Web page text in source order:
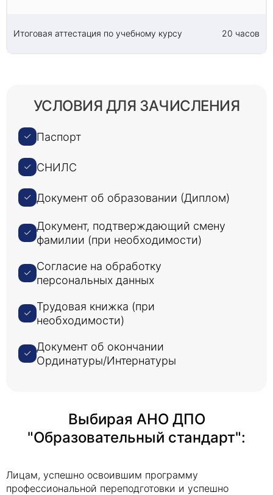
Итоговая аттестация по учебному курсу 20 часов
УСЛОВИЯ ДЛЯ ЗАЧИСЛЕНИЯ
Паспорт
СНИЛС
Документ об образовании (Диплом)
Документ, подтверждающий смену
фамилии (при необходимости)
Согласие на обработку
персональных данных
Трудовая книжка (при
необходимости)
Документ об окончании
Ординатуры/Интернатуры
Выбирая АНО ДПО
"Образовательный стандарт":
Лицам, успешно освоившим программу
профессиональной переподготовки и успешно